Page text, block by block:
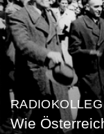
RADIOKOLLEG
Wie